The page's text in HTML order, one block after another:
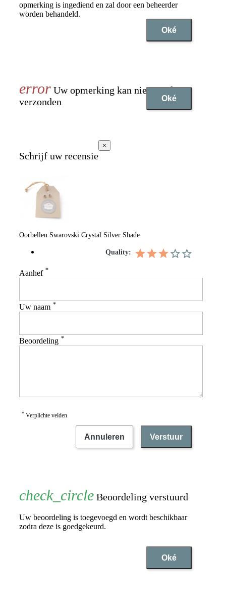
opmerking is ingediend en zal door een beheerder
worden behandeld.
Oké
Uw opmerking kan niet worden
verzonden
Oké
Schrijf uw recensie
×
Oorbellen Swarovski Crystal Silver Shade
Quality:
Aanhef *
Uw naam *
Beoordeling *
* Verplichte velden
Annuleren Verstuur
Beoordeling verstuurd
Uw beoordeling is toegevoegd en wordt beschikbaar
zodra deze is goedgekeurd.
Oké